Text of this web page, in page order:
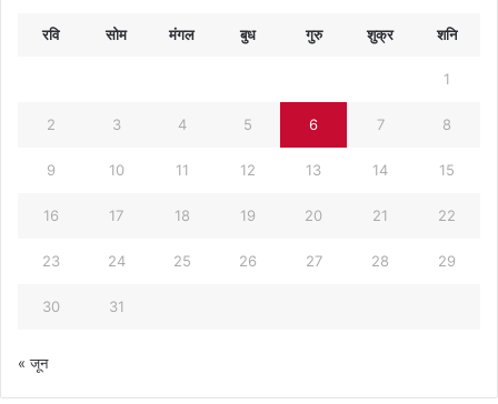
रवि सोम मंगल बुध गुरु शुक्र शनि
1
2 3 4 5 6 7 8
9 10 11 12 13 14 15
16 17 18 19 20 21 22
23 24 25 26 27 28 29
30 31
« जून